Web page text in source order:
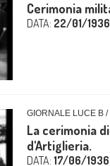
Cerimonia
DATA: 22/01/1936
GIORNALE LUCE B
La cerimonia
d'Artiglieria.
DATA: 17/06/1936